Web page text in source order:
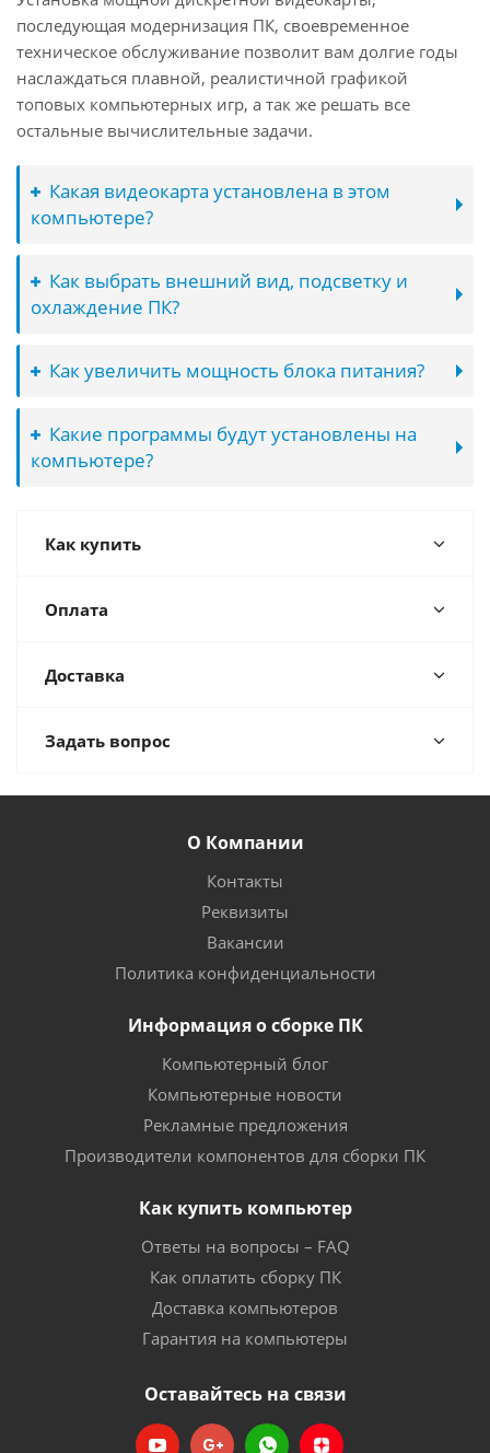
последующая модернизация ПК, своевременное
техническое обслуживание позволит вам долгие годы
наслаждаться плавной, реалистичной графикой
топовых компьютерных игр, а так же решать все
остальные вычислительные задачи.
Какая видеокарта установлена в этом
компьютере?
Как выбрать внешний вид, подсветку и
охлаждение ПК?
Как увеличить мощность блока питания?
Какие программы будут установлены на
компьютере?
Как купить
Оплата
Доставка
Задать вопрос
О Компании
Контакты
Реквизиты
Вакансии
Политика конфиденциальности
Информация о сборке ПК
Компьютерный блог
Компьютерные новости
Рекламные предложения
Производители компонентов для сборки ПК
Как купить компьютер
Ответы на вопросы – FAQ
Как оплатить сборку ПК
Доставка компьютеров
Гарантия на компьютеры
Оставайтесь на связи